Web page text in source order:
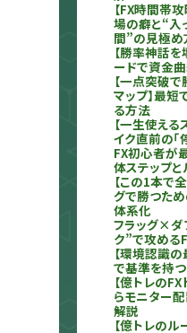
【FX時間帯
場の癖と“入
間”の見極め
【勝率神話
ードで資金
【一点突破
マップ】最短
る方法
【一生使え
イク直前の「
FX初心者が
体ステップと
【この1本で
グで勝つた
体系化
フラッグ×ダ
ク”で攻める
【環境認識
で基準を持
【億トレの
らモニター
解説
【億トレの